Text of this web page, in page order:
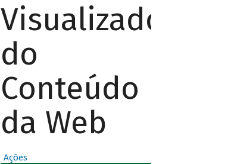
Visualizador
do
Conteúdo
da Web
Ações